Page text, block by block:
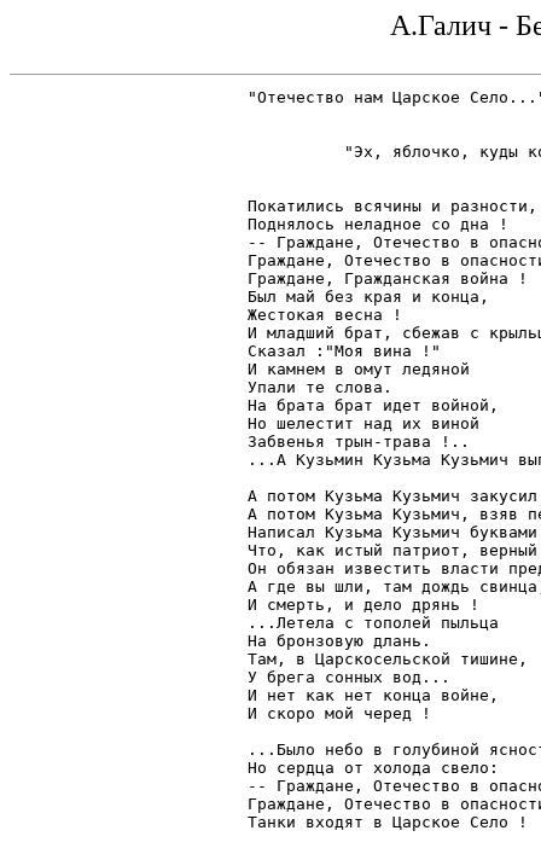
А.Галич -
"Отечество нам Царское
"Эх, яблочко, куды
Покатились всячины и разности,
Поднялось неладное со дна !
-- Граждане, Отечество в
Граждане, Отечество в
Граждане, Гражданская война !
Был май без края и конца,
Жестокая весна !
И младший брат, сбежав с
Сказал :"Моя вина !"
И камнем в омут ледяной
Упали те слова.
На брата брат идет войной,
Но шелестит над их виной
Забвенья трын-трава !..
...А Кузьмин Кузьма Кузьмич
А потом Кузьма Кузьмич
А потом Кузьма Кузьмич, взяв
Написал Кузьма Кузьмич
Что, как истый патриот,
Он обязан известить власти
А где вы шли, там дождь
И смерть, и дело дрянь !
...Летела с тополей пыльца
На бронзовую длань.
Там, в Царскосельской тишине,
У брега сонных вод...
И нет как нет конца войне,
И скоро мой черед !
...Было небо в голубиной
Но сердца от холода свело:
-- Граждане, Отечество в
Граждане, Отечество в
Танки входят в Царское Село !